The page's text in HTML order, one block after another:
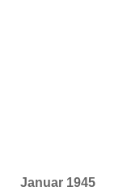
Januar 1945